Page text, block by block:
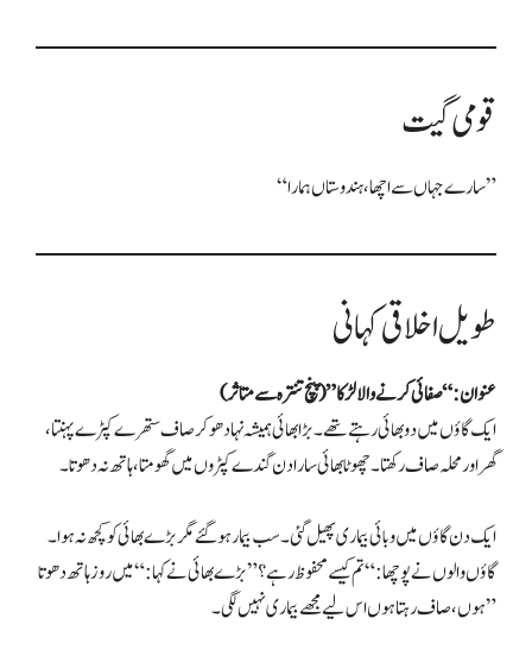
قومی گیت
“سارے جہاں سے اچھا، ہندوستاں ہمارا”
طویل اخلاقی کہانی
عنوان: “صفائی کرنے والا لڑکا” (پنچ تنترہ سے متاثر)
ایک گاؤں میں دو بھائی رہتے تھے۔ بڑا بھائی ہمیشہ نہا دھو کر صاف ستھرے کپڑے پہنتا،
گھر اور محلہ صاف رکھتا۔ چھوٹا بھائی سارا دن گندے کپڑوں میں گھومتا، ہاتھ نہ دھوتا۔
ایک دن گاؤں میں وبائی بیماری پھیل گئی۔ سب بیمار ہو گئے مگر بڑے بھائی کو کچھ نہ ہوا۔
گاؤں والوں نے پوچھا: “تم کیسے محفوظ رہے؟” بڑے بھائی نے کہا: “میں روز ہاتھ دھوتا
ہوں، صاف رہتا ہوں اس لیے مجھے بیماری نہیں لگی۔”